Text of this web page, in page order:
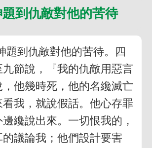
到仇敵對他的苦待
題到仇敵對他的苦待。四
節說，『我的仇敵用惡言
他幾時死，他的名纔滅亡
我，就說假話。他心存罪
纔說出來。一切恨我的，
議論我；他們設計要害